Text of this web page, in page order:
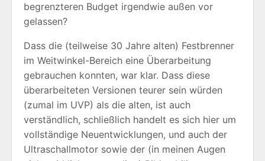
begrenzteren Budget irgendwie außen vor
gelassen?
Dass die (teilweise 30 Jahre alten) Festbrenner
im Weitwinkel-Bereich eine Überarbeitung
gebrauchen konnten, war klar. Dass diese
überarbeiteten Versionen teurer sein würden
(zumal im UVP) als die alten, ist auch
verständlich, schließlich handelt es sich hier um
vollständige Neuentwicklungen, und auch der
Ultraschallmotor sowie der (in meinen Augen